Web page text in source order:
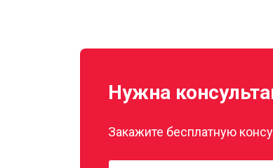
Нужна
Закажите бесплатную